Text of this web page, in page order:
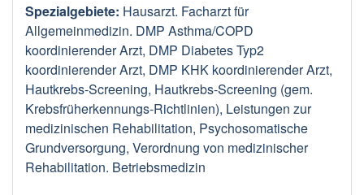
Spezialgebiete: Hausarzt. Facharzt für
Allgemeinmedizin. DMP Asthma/COPD
koordinierender Arzt, DMP Diabetes Typ2
koordinierender Arzt, DMP KHK koordinierender Arzt,
Hautkrebs-Screening, Hautkrebs-Screening (gem.
Krebsfrüherkennungs-Richtlinien), Leistungen zur
medizinischen Rehabilitation, Psychosomatische
Grundversorgung, Verordnung von medizinischer
Rehabilitation. Betriebsmedizin